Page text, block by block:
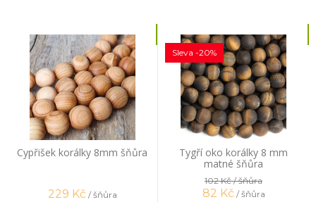
Cypřišek korálky 8mm šňůra
229 Kč / šňůra
Tygří oko korálky 8 mm
matné šňůra
Sleva -20%
102 Kč/ šňůra
82 Kč / šňůra